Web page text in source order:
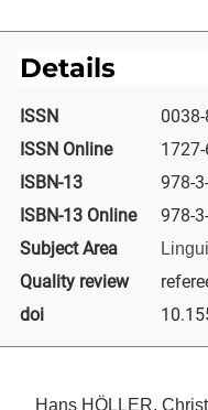
Details
ISSN
ISSN Online
ISBN-13
978-
ISBN-13 Online
978-
Subject Area
Quality review
doi
Hans HÖLLER,